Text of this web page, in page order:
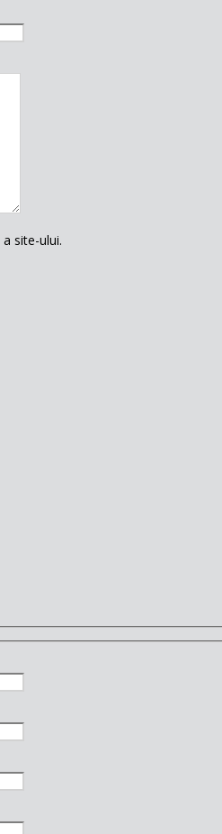
a site-ului.